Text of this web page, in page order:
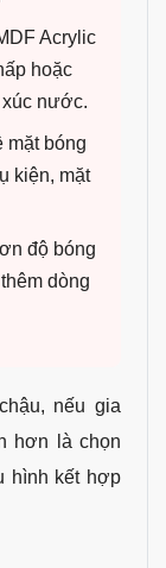
Acrylic
hoặc
nước.
mặt bóng
kiện, mặt
độ bóng
dòng
nếu gia
hơn là chọn
hình kết hợp